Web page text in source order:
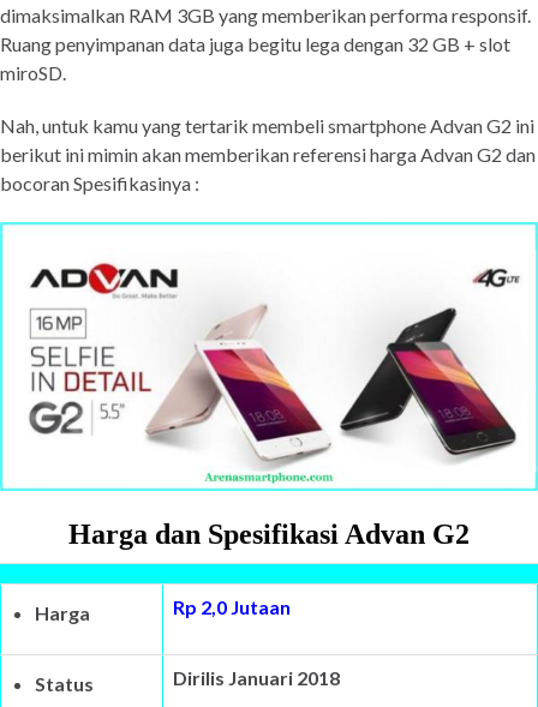
dimaksimalkan RAM 3GB yang memberikan performa responsif.
Ruang penyimpanan data juga begitu lega dengan 32 GB + slot
miroSD.
Nah, untuk kamu yang tertarik membeli smartphone Advan G2 ini
berikut ini mimin akan memberikan referensi harga Advan G2 dan
bocoran Spesifikasinya :
Harga dan Spesifikasi Advan G2
Harga Rp 2,0 Jutaan
Status Dirilis Januari 2018